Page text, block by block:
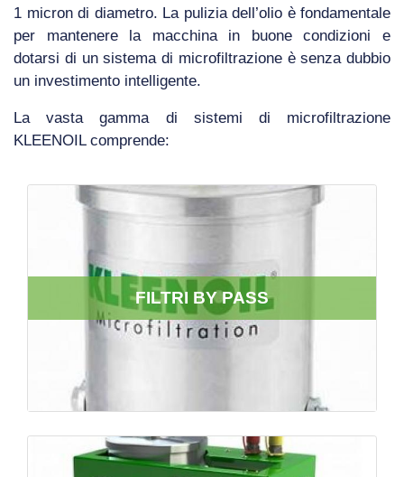
1 micron di diametro. La pulizia dell’olio è fondamentale
per mantenere la macchina in buone condizioni e
dotarsi di un sistema di microfiltrazione è senza dubbio
un investimento intelligente.
La vasta gamma di sistemi di microfiltrazione
KLEENOIL comprende:
FILTRI BY PASS